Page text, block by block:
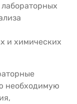
и химических
необходимую